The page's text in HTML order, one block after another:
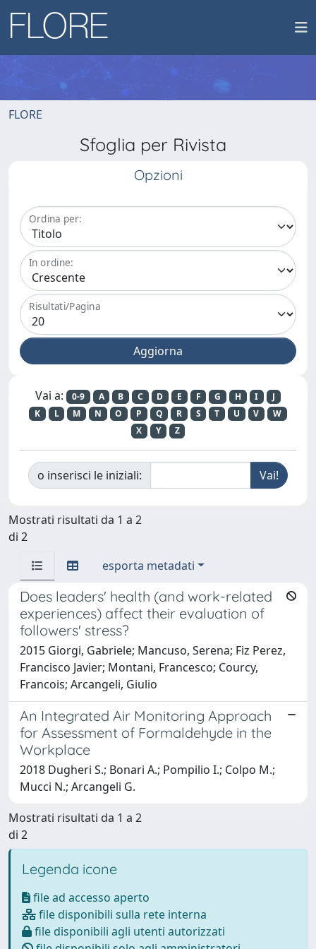
FLORE
Sfoglia per Rivista
Opzioni
Ordina per:
In ordine:
Risultati/Pagina
Vai a: 0-9 A B C D E F G H I
J
K
L M N O P Q R S T U V
W
X
Y Z
o inserisci le iniziali:
Mostrati risultati da 1 a 2
di 2
esporta metadati
Does leaders' health (and work-related
experiences) affect their evaluation of
followers' stress?
2015 Giorgi, Gabriele; Mancuso, Serena; Fiz Perez,
Francisco Javier; Montani, Francesco; Courcy,
Francois; Arcangeli, Giulio
An Integrated Air Monitoring Approach
for Assessment of Formaldehyde in the
Workplace
2018 Dugheri S.; Bonari A.; Pompilio I.; Colpo M.;
Mucci N.; Arcangeli G.
Mostrati risultati da 1 a 2
di 2
Legenda icone
file ad accesso aperto
file disponibili sulla rete interna
file disponibili agli utenti autorizzati